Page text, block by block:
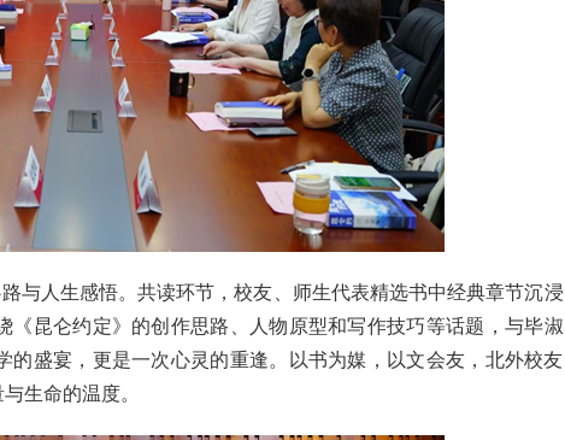
与人生感悟。共读环节，校友、师生代表精选书中经典章节沉浸
《昆仑约定》的创作思路、人物原型和写作技巧等话题，与毕淑
盛宴，更是一次心灵的重逢。以书为媒，以文会友，北外校友
生命的温度。